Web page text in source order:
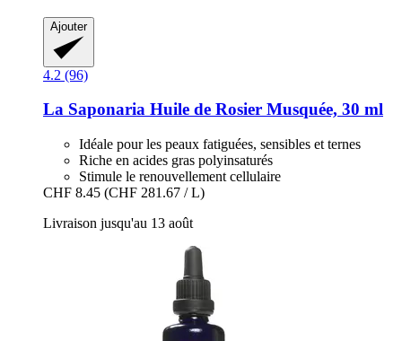
Ajouter
4.2 (96)
La Saponaria Huile de Rosier Musquée, 30 ml
Idéale pour les peaux fatiguées, sensibles et ternes
Riche en acides gras polyinsaturés
Stimule le renouvellement cellulaire
CHF 8.45 (CHF 281.67 / L)
Livraison jusqu'au 13 août